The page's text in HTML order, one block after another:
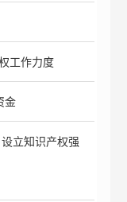
工作力度
金
立知识产权强